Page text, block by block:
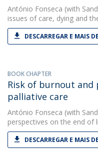
António Fonseca (with
issues of care, dying and
DESCARREGAR E MAIS
BOOK CHAPTER
Risk of burnout
palliative care
António Fonseca (with
perspectives on the end of
DESCARREGAR E MAIS